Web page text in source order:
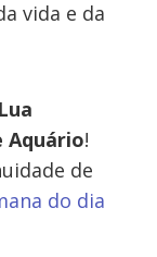
vida e da
Aquário!
de
do dia